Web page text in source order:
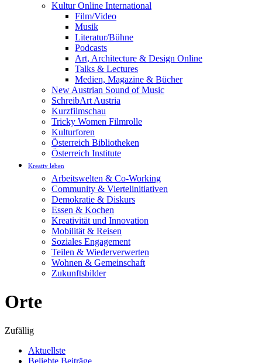
Kultur Online International
Film/Video
Musik
Literatur/Bühne
Podcasts
Art, Architecture & Design Online
Talks & Lectures
Medien, Magazine & Bücher
New Austrian Sound of Music
SchreibArt Austria
Kurzfilmschau
Tricky Women Filmrolle
Kulturforen
Österreich Bibliotheken
Österreich Institute
Kreativ leben
Arbeitswelten & Co-Working
Community & Viertelinitiativen
Demokratie & Diskurs
Essen & Kochen
Kreativität und Innovation
Mobilität & Reisen
Soziales Engagement
Teilen & Wiederverwerten
Wohnen & Gemeinschaft
Zukunftsbilder
Orte
Zufällig
Aktuellste
Beliebte Beiträge